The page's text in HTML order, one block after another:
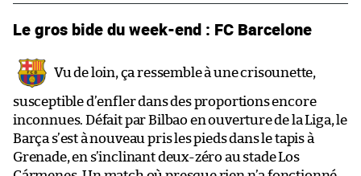
Le gros bide du week-end : FC Barcelone
Vu de loin, ça ressemble à une crisounette,
susceptible d’enfler dans des proportions encore
inconnues. Défait par Bilbao en ouverture de la Liga, le
Barça s’est à nouveau pris les pieds dans le tapis à
Grenade, en s’inclinant deux-zéro au stade Los